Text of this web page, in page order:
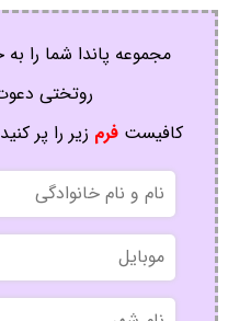
مجموعه پاندا شما را
روتختی
کافیستفرم زیر را پر
نام
و
نام
خانوادگی
موبایل
نام